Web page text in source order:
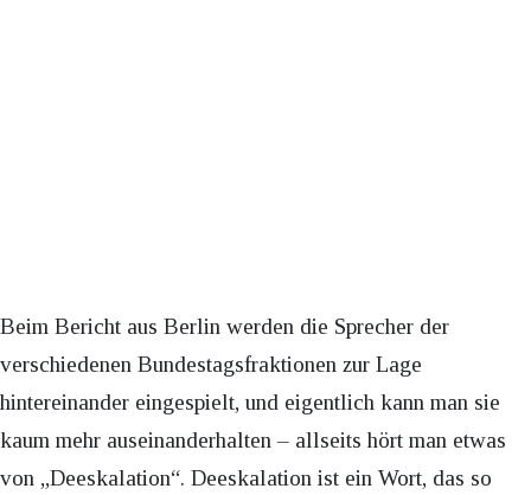
Beim Bericht aus Berlin werden die Sprecher der
verschiedenen Bundestagsfraktionen zur Lage
hintereinander eingespielt, und eigentlich kann man sie
kaum mehr auseinanderhalten – allseits hört man etwas
von „Deeskalation“. Deeskalation ist ein Wort, das so